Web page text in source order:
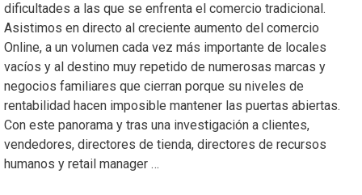
dificultades a las que se enfrenta el comercio tradicional.
Asistimos en directo al creciente aumento del comercio
Online, a un volumen cada vez más importante de locales
vacíos y al destino muy repetido de numerosas marcas y
negocios familiares que cierran porque su niveles de
rentabilidad hacen imposible mantener las puertas abiertas.
Con este panorama y tras una investigación a clientes,
vendedores, directores de tienda, directores de recursos
humanos y retail manager …